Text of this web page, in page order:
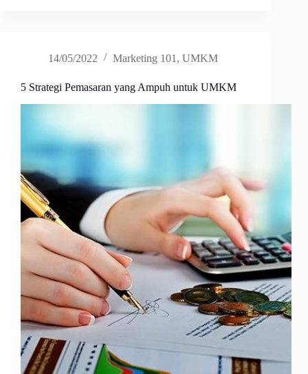
14/05/2022 Marketing 101 , UMKM
5 Strategi Pemasaran yang Ampuh untuk UMKM